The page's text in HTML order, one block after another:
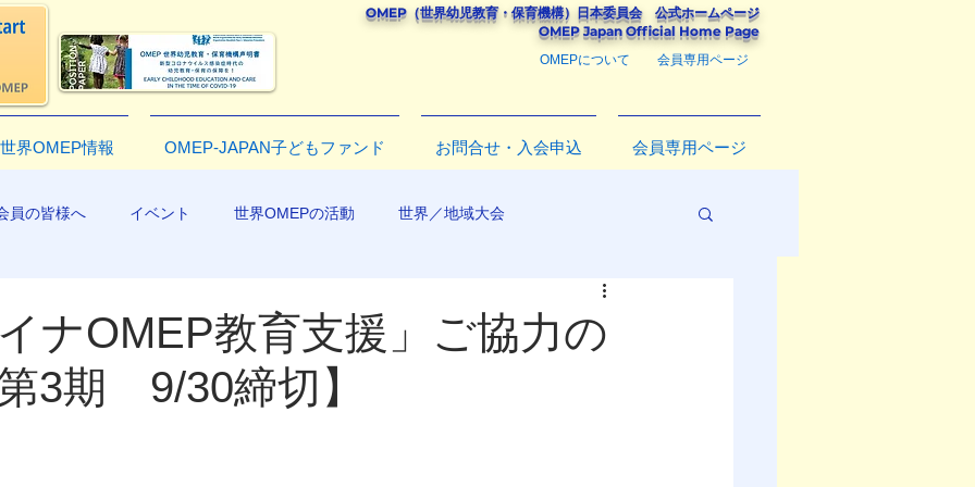
OMEP（世界幼児教育・保育機構） 日本委員会公式ホームページ
​OMEP Japan Official Home Page
OMEPについて 会員専用ページ
世界OMEP情報 OMEP-JAPAN子どもファンド お問合せ・入会申込 会員専用ページ
員の皆様へ イベント 世界OMEPの活動 世界／地域大会
ナOMEP教育支援」ご協力の
3期 9/30締切】